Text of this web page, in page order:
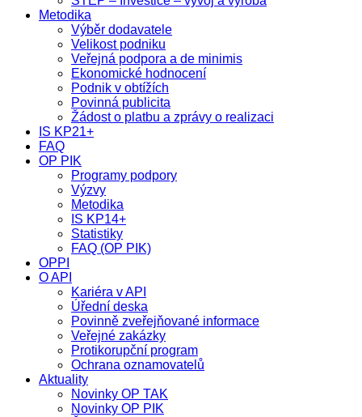
Metodika
Výběr dodavatele
Velikost podniku
Veřejná podpora a de minimis
Ekonomické hodnocení
Podnik v obtížích
Povinná publicita
Žádost o platbu a zprávy o realizaci
IS KP21+
FAQ
OP PIK
Programy podpory
Výzvy
Metodika
IS KP14+
Statistiky
FAQ (OP PIK)
OPPI
O API
Kariéra v API
Úřední deska
Povinně zveřejňované informace
Veřejné zakázky
Protikorupční program
Ochrana oznamovatelů
Aktuality
Novinky OP TAK
Novinky OP PIK